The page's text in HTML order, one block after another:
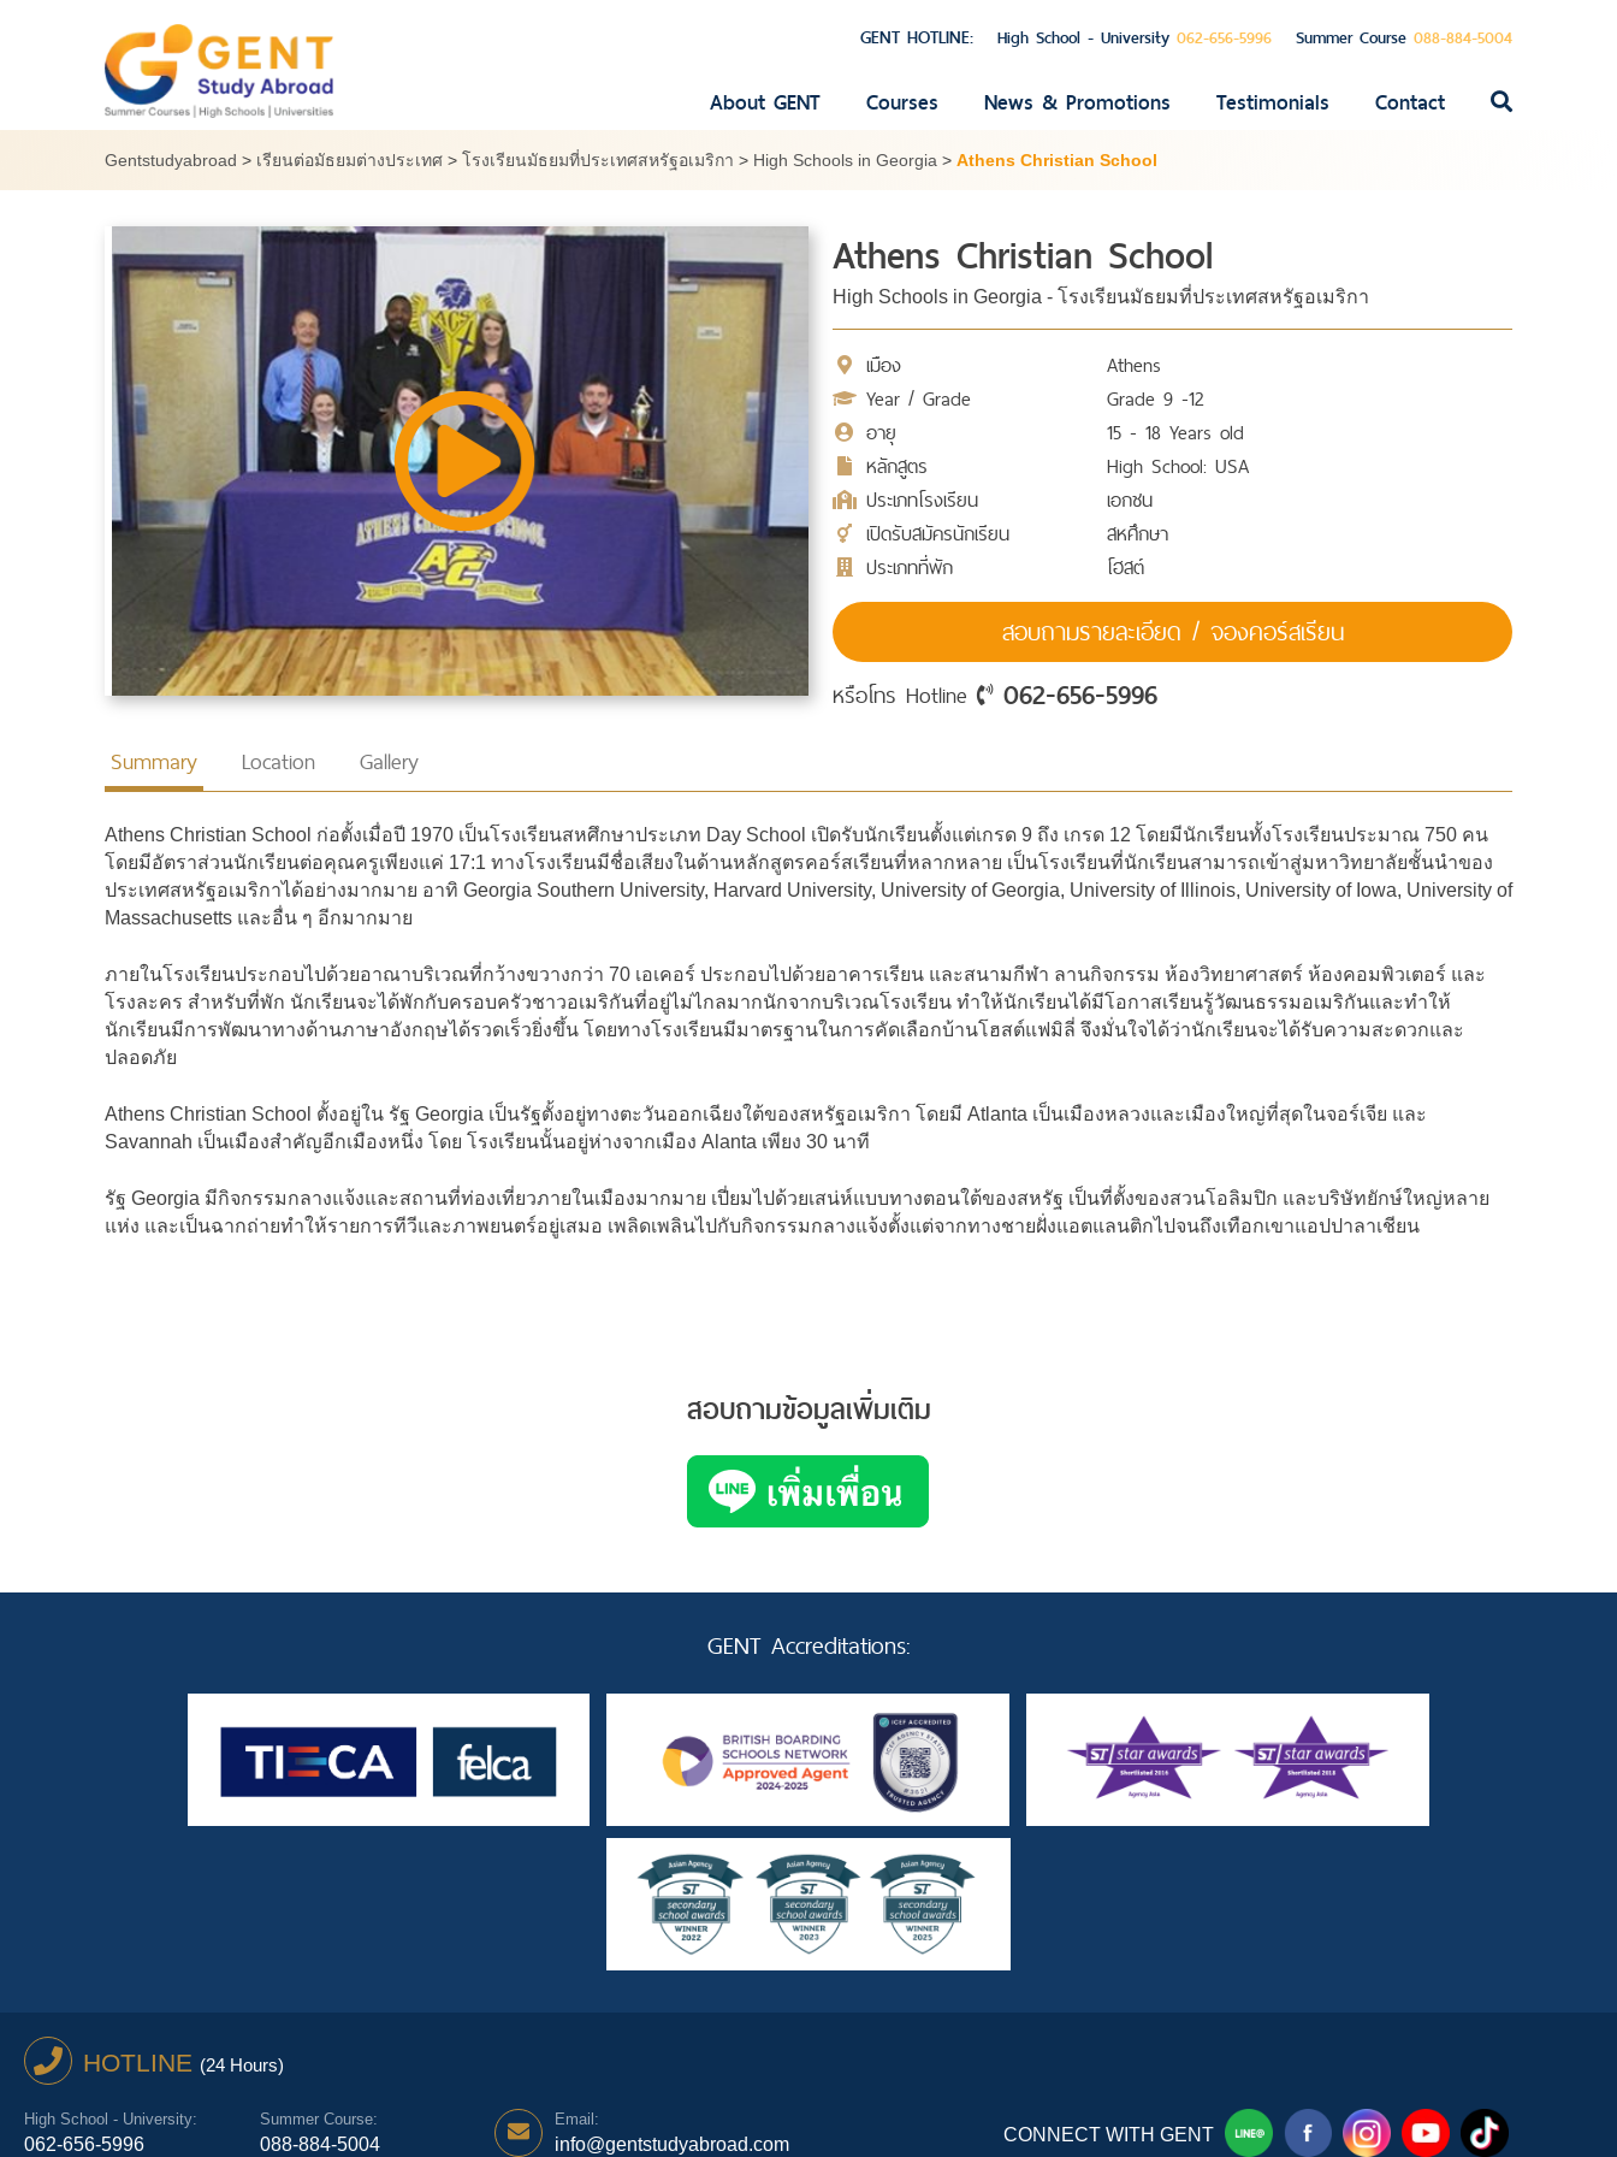
GENT HOTLINE: High School - University 062-656-5996 Summer Course 088-884-5004
About GENT Courses News & Promotions Testimonials Contact
Gentstudyabroad > เรียนต่อมัธยมต่างประเทศ > โรงเรียนมัธยมที่ประเทศสหรัฐอเมริกา > High Schools in Georgia > Athens Christian School
Athens Christian School
High Schools in Georgia - โรงเรียนมัธยมที่ประเทศสหรัฐอเมริกา
เมือง
Athens
Year / Grade
Grade 9 -12
อายุ
15 - 18 Years old
หลักสูตร
High School: USA
ประเภทโรงเรียน
เอกชน
เปิดรับสมัครนักเรียน
สหศึกษา
ประเภทที่พัก
โฮสต์
สอบถามรายละเอียด / จองคอร์สเรียน
หรือโทร Hotline 062-656-5996
Summary Location Gallery
Athens Christian School ก่อตั้งเมื่อปี 1970 เป็นโรงเรียนสหศึกษาประเภท Day School เปิดรับนักเรียนตั้งแต่เกรด 9 ถึง เกรด 12 โดยมีนักเรียนทั้งโรงเรียนประมาณ 750 คน
โดยมีอัตราส่วนนักเรียนต่อคุณครูเพียงแค่ 17:1 ทางโรงเรียนมีชื่อเสียงในด้านหลักสูตรคอร์สเรียนที่หลากหลาย เป็นโรงเรียนที่นักเรียนสามารถเข้าสู่มหาวิทยาลัยชั้นนำของ
ประเทศสหรัฐอเมริกาได้อย่างมากมาย อาทิ Georgia Southern University, Harvard University, University of Georgia, University of Illinois, University of Iowa, University of
Massachusetts และอื่น ๆ อีกมากมาย
ภายในโรงเรียนประกอบไปด้วยอาณาบริเวณที่กว้างขวางกว่า 70 เอเคอร์ ประกอบไปด้วยอาคารเรียน และสนามกีฬา ลานกิจกรรม ห้องวิทยาศาสตร์ ห้องคอมพิวเตอร์ และ
โรงละคร สำหรับที่พัก นักเรียนจะได้พักกับครอบครัวชาวอเมริกันที่อยู่ไม่ไกลมากนักจากบริเวณโรงเรียน ทำให้นักเรียนได้มีโอกาสเรียนรู้วัฒนธรรมอเมริกันและทำให้
นักเรียนมีการพัฒนาทางด้านภาษาอังกฤษได้รวดเร็วยิ่งขึ้น โดยทางโรงเรียนมีมาตรฐานในการคัดเลือกบ้านโฮสต์แฟมิลี่ จึงมั่นใจได้ว่านักเรียนจะได้รับความสะดวกและ
ปลอดภัย
Athens Christian School ตั้งอยู่ใน รัฐ Georgia เป็นรัฐตั้งอยู่ทางตะวันออกเฉียงใต้ของสหรัฐอเมริกา โดยมี Atlanta เป็นเมืองหลวงและเมืองใหญ่ที่สุดในจอร์เจีย และ
Savannah เป็นเมืองสำคัญอีกเมืองหนึ่ง โดย โรงเรียนนั้นอยู่ห่างจากเมือง Alanta เพียง 30 นาที
รัฐ Georgia มีกิจกรรมกลางแจ้งและสถานที่ท่องเที่ยวภายในเมืองมากมาย เปี่ยมไปด้วยเสน่ห์แบบทางตอนใต้ของสหรัฐ เป็นที่ตั้งของสวนโอลิมปิก และบริษัทยักษ์ใหญ่หลาย
แห่ง และเป็นฉากถ่ายทำให้รายการทีวีและภาพยนตร์อยู่เสมอ เพลิดเพลินไปกับกิจกรรมกลางแจ้งตั้งแต่จากทางชายฝั่งแอตแลนติกไปจนถึงเทือกเขาแอปปาลาเชียน
สอบถามข้อมูลเพิ่มเติม
GENT Accreditations:
HOTLINE (24 Hours)
High School - University:
062-656-5996
Summer Course:
088-884-5004
Email:
info@gentstudyabroad.com CONNECT WITH GENT